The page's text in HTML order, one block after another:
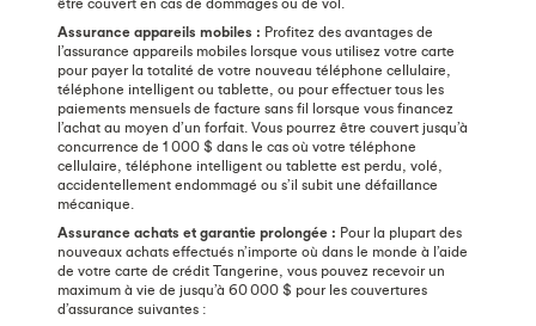
Assurance appareils mobiles : Profitez des avantages de
l’assurance appareils mobiles lorsque vous utilisez votre carte
pour payer la totalité de votre nouveau téléphone cellulaire,
téléphone intelligent ou tablette, ou pour effectuer tous les
paiements mensuels de facture sans fil lorsque vous financez
l’achat au moyen d’un forfait. Vous pourrez être couvert jusqu’à
concurrence de 1 000 $ dans le cas où votre téléphone
cellulaire, téléphone intelligent ou tablette est perdu, volé,
accidentellement endommagé ou s’il subit une défaillance
mécanique.
Assurance achats et garantie prolongée : Pour la plupart des
nouveaux achats effectués n’importe où dans le monde à l’aide
de votre carte de crédit Tangerine, vous pouvez recevoir un
maximum à vie de jusqu’à 60 000 $ pour les couvertures
d’assurance suivantes :